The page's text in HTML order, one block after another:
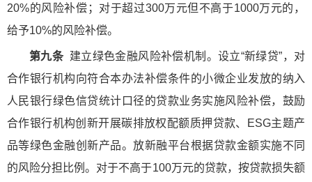
20%的风险补偿；对于超过300万元但不高于1000万元的，
给予10%的风险补偿。
第九条建立绿色金融风险补偿机制。设立“新绿贷”，对
合作银行机构向符合本办法补偿条件的小微企业发放的纳入
人民银行绿色信贷统计口径的贷款业务实施风险补偿，鼓励
合作银行机构创新开展碳排放权配额质押贷款、ESG主题产
品等绿色金融创新产品。放新融平台根据贷款金额实施不同
的风险分担比例。对于不高于100万元的贷款，按贷款损失额